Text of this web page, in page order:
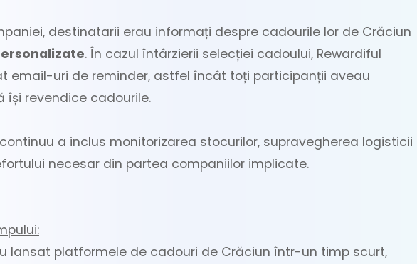
destinatarii erau informați despre cadourile lor de Crăciun
. În cazul întârzierii selecției cadoului, Rewardiful
email-uri de reminder, astfel încât toți participanții aveau
își revendice cadourile.
a inclus monitorizarea stocurilor, supravegherea logisticii
necesar din partea companiilor implicate.
lansat platformele de cadouri de Crăciun într-un timp scurt,